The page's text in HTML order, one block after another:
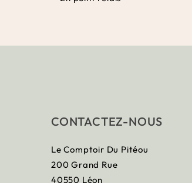
CONTACTEZ-NOUS
Le Comptoir Du Pitéou
200 Grand Rue
40550 Léon